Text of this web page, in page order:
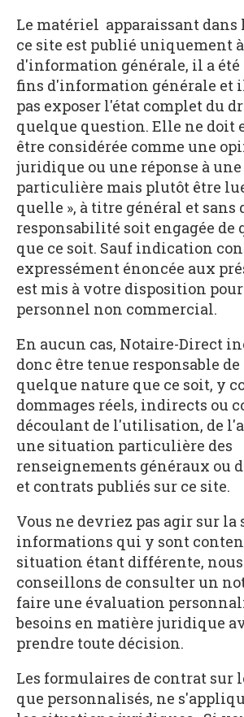
Le matériel apparaissant dans
ce site est publié uniquement
d'information générale, il a été
fins d'information générale et
pas exposer l'état complet du
quelque question. Elle ne doit
être considérée comme une
juridique ou une réponse à
particulière mais plutôt être
quelle », à titre général et sans
responsabilité soit engagée de
que ce soit. Sauf indication
expressément énoncée aux
est mis à votre disposition
personnel non commercial.
En aucun cas, Notaire-Direct
donc être tenue responsable de
quelque nature que ce soit, y
dommages réels, indirects ou
découlant de l'utilisation, de
une situation particulière des
renseignements généraux ou
et contrats publiés sur ce site.
Vous ne devriez pas agir sur la
informations qui y sont
situation étant différente,
conseillons de consulter un
faire une évaluation
besoins en matière juridique
prendre toute décision.
Les formulaires de contrat sur
que personnalisés, ne